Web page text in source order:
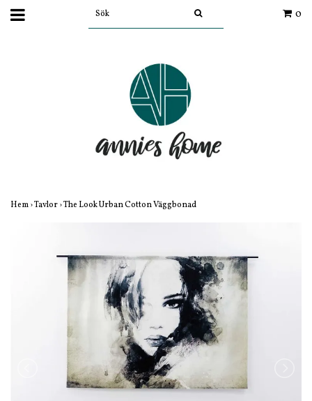
0
Hem›Tavlor›The Look Urban Cotton Väggbonad